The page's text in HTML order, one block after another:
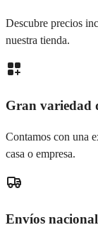
Descubre precios
nuestra tienda.
Gran variedad
Contamos con una
casa o empresa.
Envíos